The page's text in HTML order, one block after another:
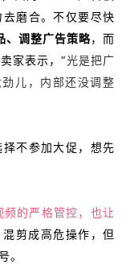
磨合。不仅要尽快
、调整广告策略，而
家表示，“光是把广
儿，内部还没调整
不参加大促，想先
的严格管控，也让
剪成高危操作，但
。